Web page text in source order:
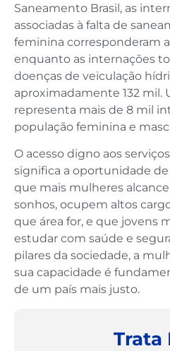
Saneamento Brasil, as
associadas à falta de
feminina corresponderam a
enquanto as internações
doenças de veiculação
aproximadamente 132 mil.
representa mais de 8 mil
população feminina e
O acesso digno aos
significa a oportunidade
que mais mulheres
sonhos, ocupem altos
que área for, e que jovens
estudar com saúde e
pilares da sociedade, a
sua capacidade é
de um país mais justo.
Trata